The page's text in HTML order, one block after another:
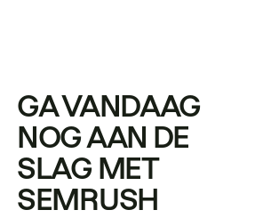
GA VANDAAG
NOG AAN DE
SLAG MET
SEMRUSH